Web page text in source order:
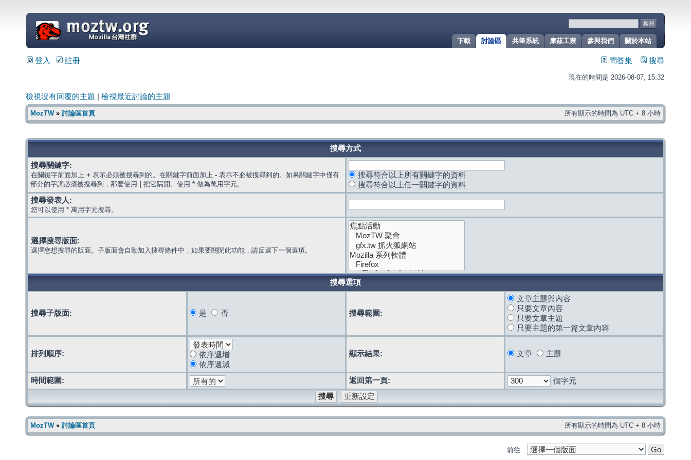
關於本站
參與我們
摩茲工寮
共筆系統
討論區
下載
=
登入 註冊 問答集 搜尋
現在的時間是 2026-08-07, 15:32
檢視沒有回覆的主題 檢視最近討論的主題
MozTW» 討論區首頁 所有顯示的時間為 UTC + 8 小時
搜尋方式
搜尋關鍵字:
在關鍵字前面加上 + 表示必須被搜尋到的。在關鍵字前面加上 - 表示不必被搜尋到的。如果關鍵字中僅有
部分的字詞必須被搜尋到，那麼使用
把它隔開。使用 * 做為萬用字元。
搜尋符合以上所有關鍵字的資料
搜尋符合以上任一關鍵字的資料
搜尋發表人:
您可以使用 * 萬用字元搜尋。
選擇搜尋版面:
選擇您想搜尋的版面。子版面會自動加入搜尋條件中，如果要關閉此功能，請反選下一個選項。
搜尋選項
搜尋子版面: 是 否 搜尋範圍:
文章主題與內容
只要文章內容
只要文章主題
只要主題的第一篇文章內容
排列順序:
依序遞增
依序遞減
顯示結果: 文章 主題
時間範圍: 返回第一頁: 個字元
MozTW» 討論區首頁 所有顯示的時間為 UTC + 8 小時
前往 :